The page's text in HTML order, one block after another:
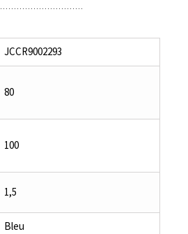
JCCR9002293
80
100
1,5
Bleu